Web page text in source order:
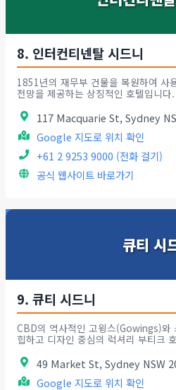
8. 인터컨티넨탈 시드니
1851년의 재무부 건물을 복원하여 사
전망을 제공하는 상징적인 호텔입니다.
117 Macquarie St, Sydney
Google 지도로 위치 확인
+61 2 9253 9000 (전화 걸기)
공식 웹사이트 바로가기
큐티 시
9. 큐티 시드니
CBD의 역사적인 고윙스(Gowings)와
힙하고 디자인 중심의 럭셔리 부티크
49 Market St, Sydney NSW
Google 지도로 위치 확인